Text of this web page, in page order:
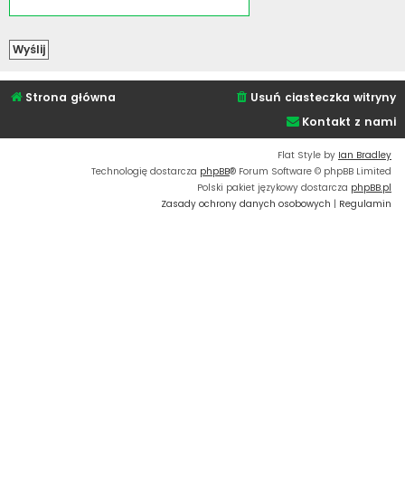
Strona główna
Usuń ciasteczka witryny
Kontakt z nami
Flat Style by Ian Bradley
Technologię dostarcza phpBB® Forum Software © phpBB Limited
Polski pakiet językowy dostarcza phpBB.pl
Zasady ochrony danych osobowych | Regulamin